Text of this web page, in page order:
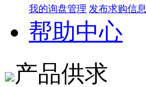
我的询盘管理 发布求购信息
帮助中心
产品供求